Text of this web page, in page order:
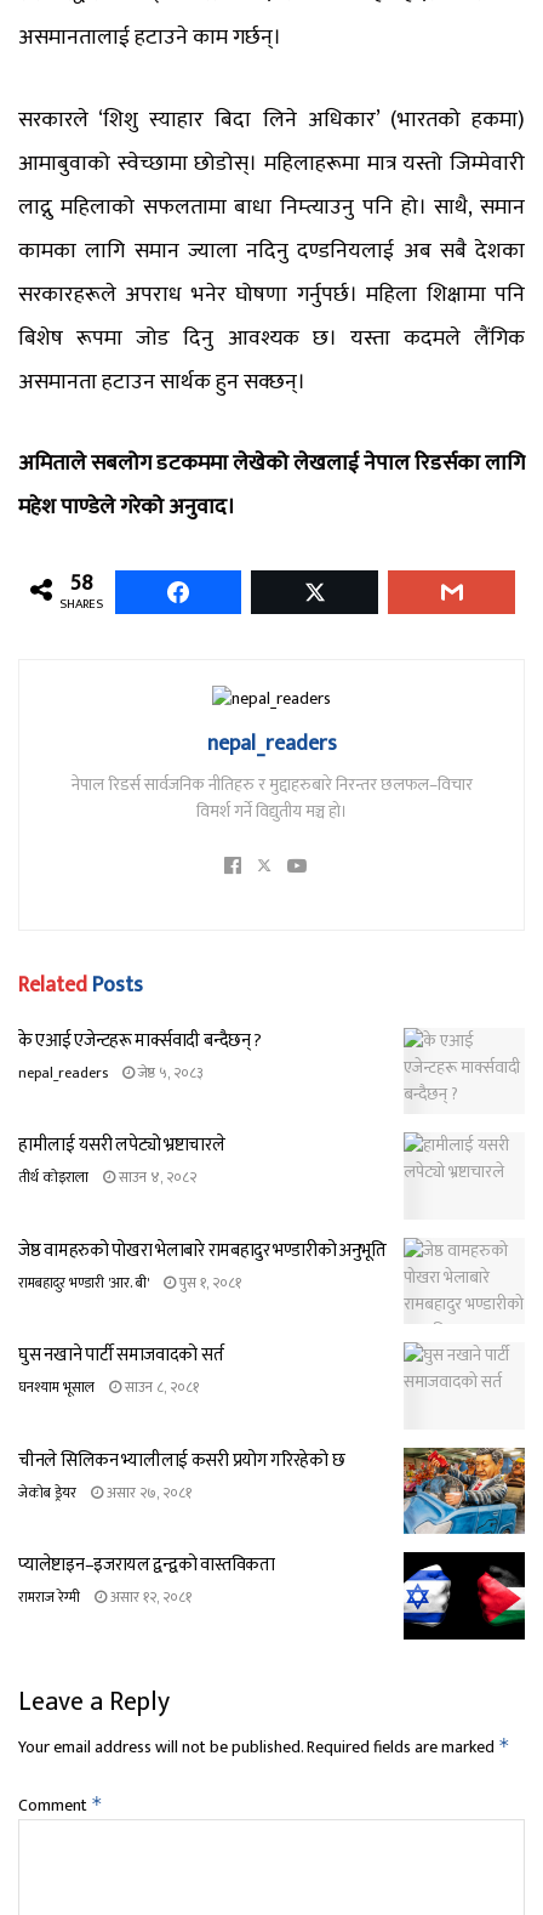
असमानतालाई हटाउने काम गर्छन्।
सरकारले ‘शिशु स्याहार बिदा लिने अधिकार’ (भारतको हकमा)
आमाबुवाको स्वेच्छामा छोडोस्। महिलाहरूमा मात्र यस्तो जिम्मेवारी
लाद्नु महिलाको सफलतामा बाधा निम्त्याउनु पनि हो। साथै, समान
कामका लागि समान ज्याला नदिनु दण्डनियलाई अब सबै देशका
सरकारहरूले अपराध भनेर घोषणा गर्नुपर्छ। महिला शिक्षामा पनि
बिशेष रूपमा जोड दिनु आवश्यक छ। यस्ता कदमले लैंगिक
असमानता हटाउन सार्थक हुन सक्छन्।
अमिताले सबलोग डटकममा लेखेको लेखलाई नेपाल रिडर्सका लागि
महेश पाण्डेले गरेको अनुवाद।
58
SHARES
nepal_readers
नेपाल रिडर्स सार्वजनिक नीतिहरु र मुद्दाहरुबारे निरन्तर छलफल–विचार
विमर्श गर्ने विद्युतीय मञ्च हो।
RelatedPosts
के एआई एजेन्टहरू मार्क्सवादी बन्दैछन् ?
nepal_readers जेष्ठ ५, २०८३
हामीलाई यसरी लपेट्यो भ्रष्टाचारले
तीर्थ कोइराला साउन ४, २०८२
जेष्ठ वामहरुको पोखरा भेलाबारे रामबहादुर भण्डारीको अनुभूति
रामबहादुर भण्डारी 'आर. बी' पुस १, २०८१
घुस नखाने पार्टी समाजवादको सर्त
घनश्याम भूसाल साउन ८, २०८१
चीनले सिलिकन भ्यालीलाई कसरी प्रयोग गरिरहेको छ
जेकोब ड्रेयर असार २७, २०८१
प्यालेष्टाइन–इजरायल द्वन्द्वको वास्तविकता
रामराज रेग्मी असार १२, २०८१
Leave a Reply
Your email address will not be published.Required fields are marked *
Comment *